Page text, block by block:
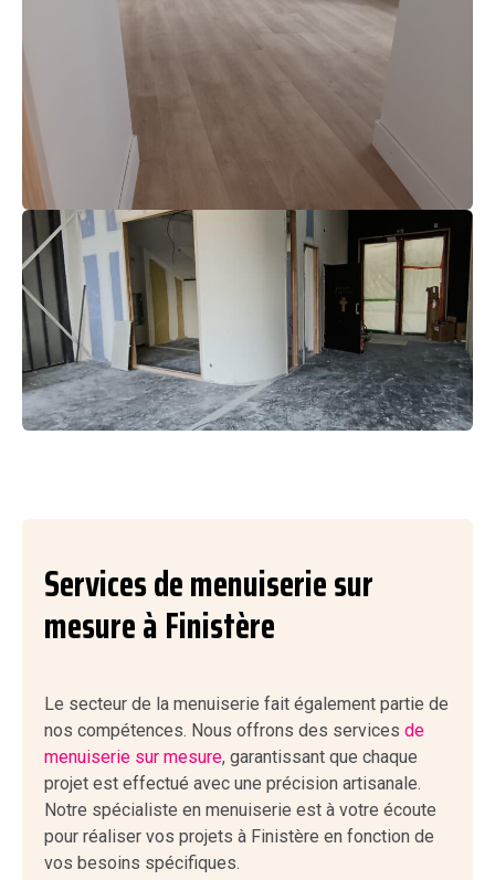
Services de menuiserie sur
mesure à Finistère
Le secteur de la menuiserie fait également partie de
nos compétences. Nous offrons des services de
menuiserie sur mesure, garantissant que chaque
projet est effectué avec une précision artisanale.
Notre spécialiste en menuiserie est à votre écoute
pour réaliser vos projets à Finistère en fonction de
vos besoins spécifiques.